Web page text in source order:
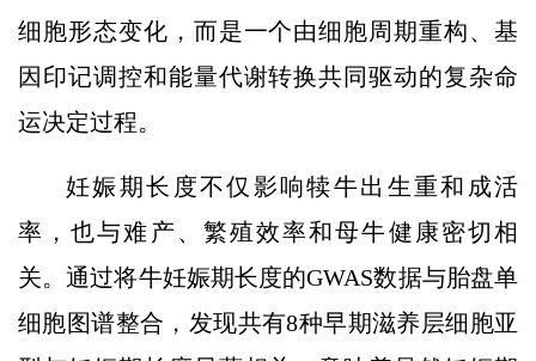
细胞形态变化，而是一个由细胞周期重构、基
因印记调控和能量代谢转换共同驱动的复杂命
运决定过程。
妊娠期长度不仅影响犊牛出生重和成活
率，也与难产、繁殖效率和母牛健康密切相
关。通过将牛妊娠期长度的GWAS数据与胎盘单
细胞图谱整合，发现共有8种早期滋养层细胞亚